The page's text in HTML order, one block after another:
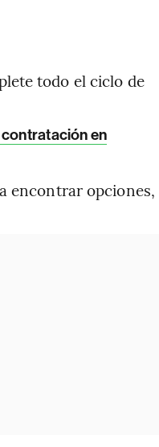
todo el ciclo de
en
encontrar opciones,